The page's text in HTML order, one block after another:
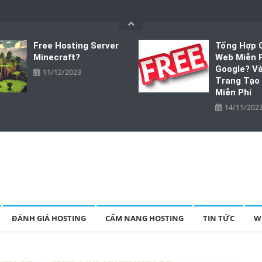
Free Hosting Server
Minecraft?
11/12/2023
Tổng Hợp
Web Miễn
Google?
Trang
Miễn Phí
14/11/
ĐÁNH GIÁ HOSTING CẨM NANG HOSTING TIN TỨC